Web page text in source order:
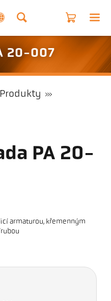
20-007
Produkty
PA 20-
armaturou, křemenným